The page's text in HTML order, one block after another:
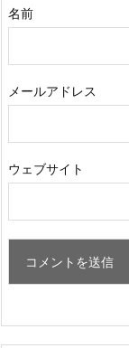
名前
メールアドレス
ウェブサイト